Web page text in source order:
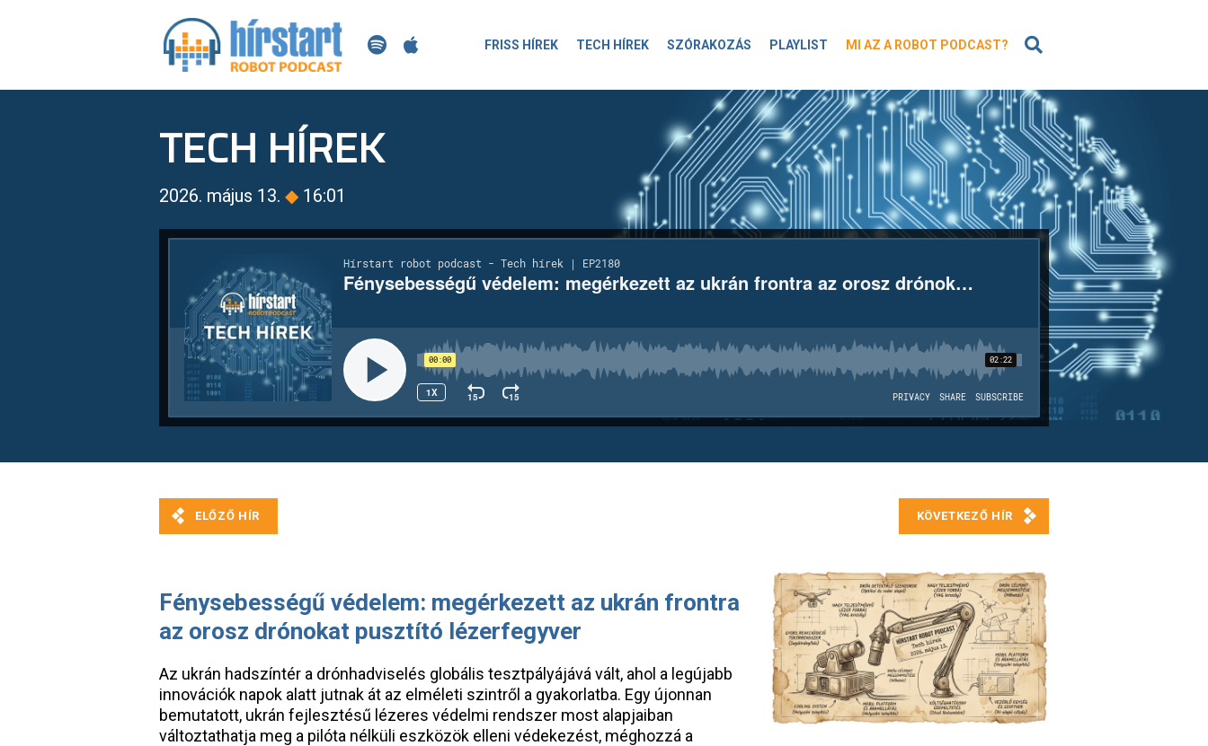
FRISS HÍREK TECH HÍREK SZÓRAKOZÁS PLAYLIST MI AZ A ROBOT PODCAST?
TECH HÍREK
2026. május 13. ◆ 16:01
Fénysebességű védelem: megérkezett az ukrán frontra
az orosz drónokat pusztító lézerfegyver
Az ukrán hadszíntér a drónhadviselés globális tesztpályájává vált, ahol a legújabb
innovációk napok alatt jutnak át az elméleti szintről a gyakorlatba. Egy újonnan
bemutatott, ukrán fejlesztésű lézeres védelmi rendszer most alapjaiban
változtathatja meg a pilóta nélküli eszközök elleni védekezést, méghozzá a